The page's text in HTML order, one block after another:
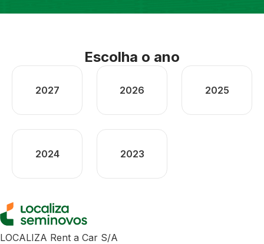
Escolha o ano
2027 2026 2025
2024 2023
LOCALIZA Rent a Car S/A